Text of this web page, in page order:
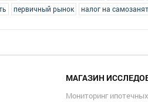
первичный рынок налог на
МАГАЗИН
Мониторинг